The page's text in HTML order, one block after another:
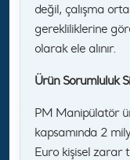
değil, çalışma
gerekliliklerine
olarak ele alınır.
Ürün Sorumluluk
PM Manipülatör
kapsamında 2
Euro kişisel zarar